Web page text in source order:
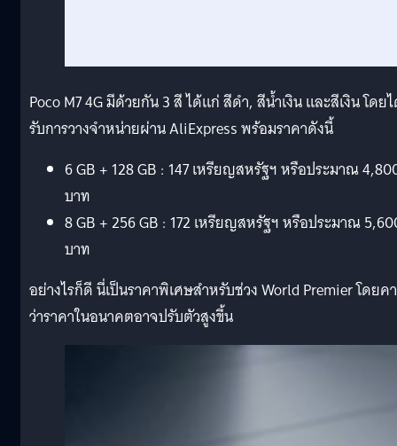
Poco M7 4G มีด้วยกัน 3 สี ได้แก่ สีดำ, สีน้ำเงิน และสีเงิน โดย
รับการวางจำหน่ายผ่าน AliExpress พร้อมราคาดังนี้
6 GB + 128 GB : 147 เหรียญสหรัฐฯ หรือประมาณ
บาท
8 GB + 256 GB : 172 เหรียญสหรัฐฯ หรือประมาณ
บาท
อย่างไรก็ดี นี่เป็นราคาพิเศษสำหรับช่วง World Premier โดยค
ว่าราคาในอนาคตอาจปรับตัวสูงขึ้น